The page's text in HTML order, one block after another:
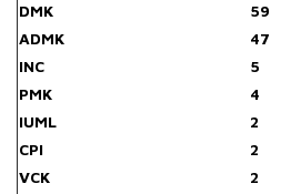
DMK
59
ADMK
47
INC
5
PMK
4
IUML
2
CPI
2
VCK
2